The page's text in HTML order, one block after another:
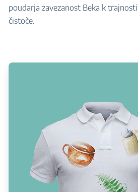
poudarja zavezanost Beka k
čistoče.